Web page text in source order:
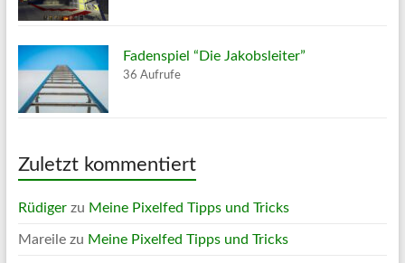
Fadenspiel “Die Jakobsleiter”
36 Aufrufe
Zuletzt kommentiert
Rüdigerzu Meine Pixelfed Tipps und Tricks
Mareilezu Meine Pixelfed Tipps und Tricks